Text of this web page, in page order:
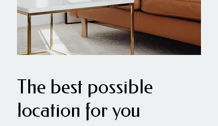
The best possible
location for you